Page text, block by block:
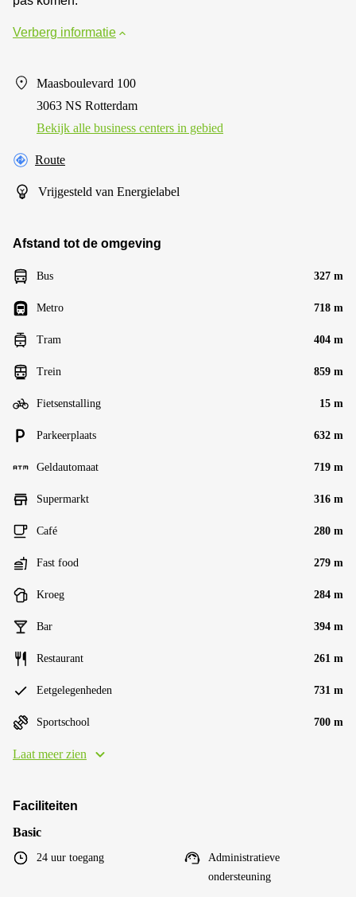
Verberg informatie
Maasboulevard 100
3063 NS Rotterdam
Bekijk alle business centers in gebied
Route
Vrijgesteld van Energielabel
Afstand tot de omgeving
Bus 327 m
Metro 718 m
Tram 404 m
Trein 859 m
Fietsenstalling 15 m
Parkeerplaats 632 m
Geldautomaat 719 m
Supermarkt 316 m
Café 280 m
Fast food 279 m
Kroeg 284 m
Bar 394 m
Restaurant 261 m
Eetgelegenheden 731 m
Sportschool 700 m
Laat meer zien
Faciliteiten
Basic
24 uur toegang
Administratieve
ondersteuning